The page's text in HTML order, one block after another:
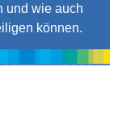
und wie auch
können.